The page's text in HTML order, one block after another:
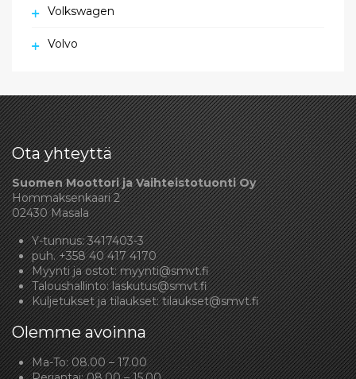
Volkswagen
Volvo
Ota yhteyttä
Suomen Moottori ja Vaihteistotuonti Oy
Hommaksenkaari 2
02430 Masala
Y-tunnus: 3417403-3
puh.+358 40 417 4170
Myynti ja ostot:myynti@smvt.fi
Taloushallinto:laskutus@smvt.fi
Kuljetukset ja tilaukset:tilaukset@smvt.fi
Olemme avoinna
Ma-To: 08.00 – 17.00